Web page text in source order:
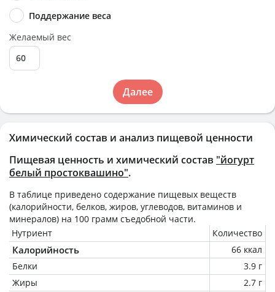
Химический состав и анализ пищевой ценности
Пищевая ценность и химический состав "йогурт
белый простоквашино".
В таблице приведено содержание пищевых веществ
(калорийности, белков, жиров, углеводов, витаминов и
минералов) на 100 грамм съедобной части.
Нутриент
Количество
Калорийность
66 ккал
Белки
3.9 г
Жиры
2.7 г
Поддержание веса
Желаемый вес
Далее